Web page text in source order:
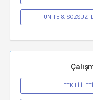
ÜNİTE 8: SÖZSÜZ
ETKİLİ